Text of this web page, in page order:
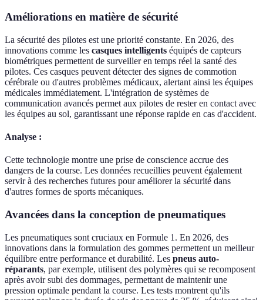
Améliorations en matière de sécurité
La sécurité des pilotes est une priorité constante. En 2026, des
innovations comme les casques intelligents équipés de capteurs
biométriques permettent de surveiller en temps réel la santé des
pilotes. Ces casques peuvent détecter des signes de commotion
cérébrale ou d'autres problèmes médicaux, alertant ainsi les équipes
médicales immédiatement. L'intégration de systèmes de
communication avancés permet aux pilotes de rester en contact avec
les équipes au sol, garantissant une réponse rapide en cas d'accident.
Analyse :
Cette technologie montre une prise de conscience accrue des
dangers de la course. Les données recueillies peuvent également
servir à des recherches futures pour améliorer la sécurité dans
d'autres formes de sports mécaniques.
Avancées dans la conception de pneumatiques
Les pneumatiques sont cruciaux en Formule 1. En 2026, des
innovations dans la formulation des gommes permettent un meilleur
équilibre entre performance et durabilité. Les pneus auto-
réparants, par exemple, utilisent des polymères qui se recomposent
après avoir subi des dommages, permettant de maintenir une
pression optimale pendant la course. Les tests montrent qu'ils